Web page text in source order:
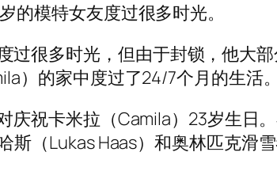
的模特女友度过很多时光。
过很多时光，但由于封锁，他大
）的家中度过了24/7个月的生活
祝卡米拉（Camila）23岁生日
（Lukas Haas）和奥林匹克滑